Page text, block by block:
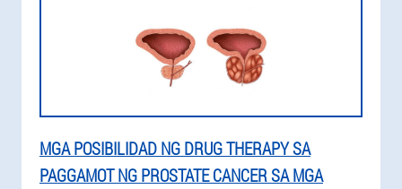
MGA POSIBILIDAD NG DRUG THERAPY SA
PAGGAMOT NG PROSTATE CANCER SA MGA